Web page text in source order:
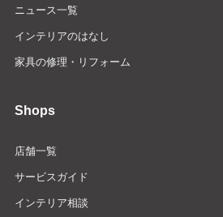
ニュース一覧
インテリアのはなし
家具の修理・リフォーム
Shops
店舗一覧
サービスガイド
インテリア相談